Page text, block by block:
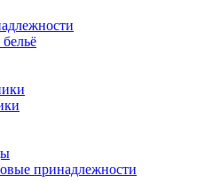
принадлежности